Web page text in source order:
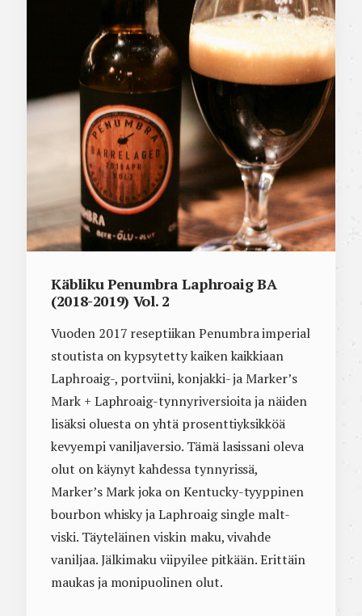
Käbliku Penumbra Laphroaig BA
(2018-2019) Vol. 2
Vuoden 2017 reseptiikan Penumbra imperial
stoutista on kypsytetty kaiken kaikkiaan
Laphroaig-, portviini, konjakki- ja Marker’s
Mark + Laphroaig-tynnyriversioita ja näiden
lisäksi oluesta on yhtä prosenttiyksikköä
kevyempi vaniljaversio. Tämä lasissani oleva
olut on käynyt kahdessa tynnyrissä,
Marker’s Mark joka on Kentucky-tyyppinen
bourbon whisky ja Laphroaig single malt-
viski. Täyteläinen viskin maku, vivahde
vaniljaa. Jälkimaku viipyilee pitkään. Erittäin
maukas ja monipuolinen olut.